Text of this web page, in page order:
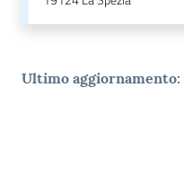
Ultimo aggiornamento: